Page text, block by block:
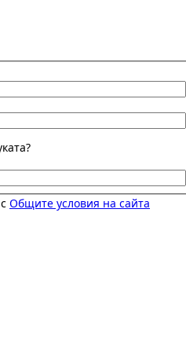
Общите условия на сайта